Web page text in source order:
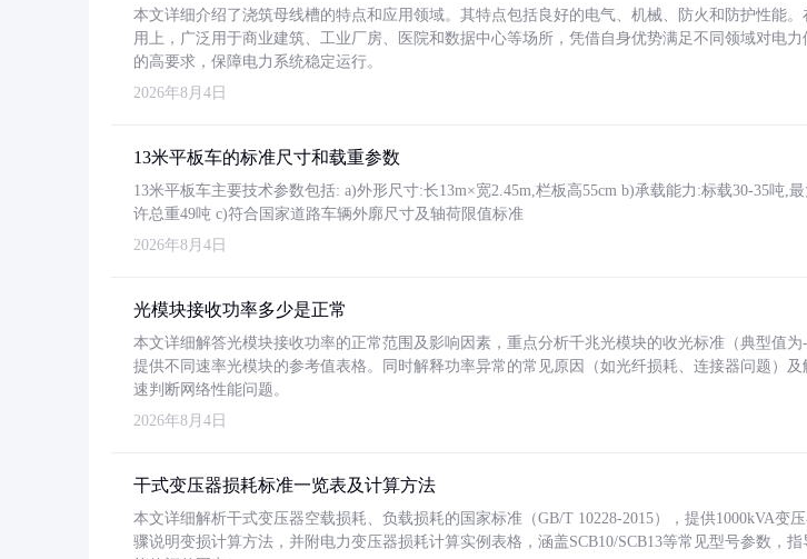
本文详细介绍了浇筑母线槽的特点和应用领域。其特点包括良好的电气、机械、防火和防护性能。
用上，广泛用于商业建筑、工业厂房、医院和数据中心等场所，凭借自身优势满足不同领域对电力
的高要求，保障电力系统稳定运行。
2026年8月4日
13米平板车的标准尺寸和载重参数
13米平板车主要技术参数包括: a)外形尺寸:长13m×宽2.45m,栏板高55cm b)承载能力:标载30-35吨,
许总重49吨 c)符合国家道路车辆外廓尺寸及轴荷限值标准
2026年8月4日
光模块接收功率多少是正常
本文详细解答光模块接收功率的正常范围及影响因素，重点分析千兆光模块的收光标准（典型值为
提供不同速率光模块的参考值表格。同时解释功率异常的常见原因（如光纤损耗、连接器问题）
速判断网络性能问题。
2026年8月4日
干式变压器损耗标准一览表及计算方法
本文详细解析干式变压器空载损耗、负载损耗的国家标准（GB/T 10228-2015），提供1000kVA变
骤说明变损计算方法，并附电力变压器损耗计算实例表格，涵盖SCB10/SCB13等常见型号参数，